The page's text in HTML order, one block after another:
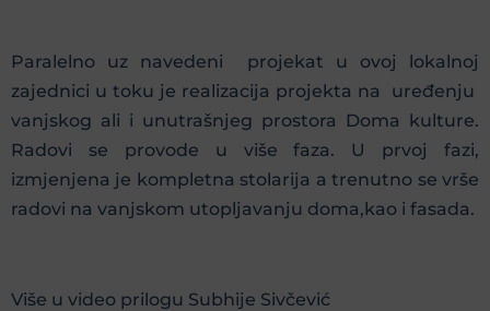
Paralelno uz navedeni projekat u ovoj lokalnoj
zajednici u toku je realizacija projekta na uređenju
vanjskog ali i unutrašnjeg prostora Doma kulture.
Radovi se provode u više faza. U prvoj fazi,
izmjenjena je kompletna stolarija a trenutno se vrše
radovi na vanjskom utopljavanju doma,kao i fasada.
Više u video prilogu Subhije Sivčević